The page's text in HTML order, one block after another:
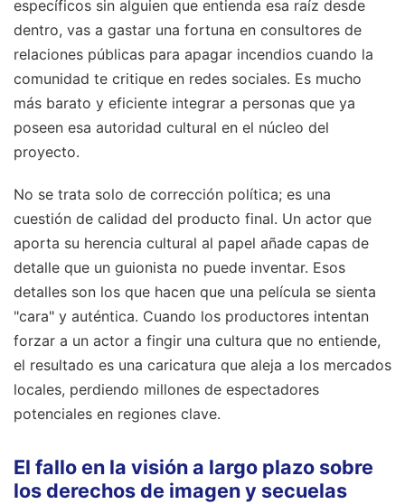
específicos sin alguien que entienda esa raíz desde
dentro, vas a gastar una fortuna en consultores de
relaciones públicas para apagar incendios cuando la
comunidad te critique en redes sociales. Es mucho
más barato y eficiente integrar a personas que ya
poseen esa autoridad cultural en el núcleo del
proyecto.
No se trata solo de corrección política; es una
cuestión de calidad del producto final. Un actor que
aporta su herencia cultural al papel añade capas de
detalle que un guionista no puede inventar. Esos
detalles son los que hacen que una película se sienta
"cara" y auténtica. Cuando los productores intentan
forzar a un actor a fingir una cultura que no entiende,
el resultado es una caricatura que aleja a los mercados
locales, perdiendo millones de espectadores
potenciales en regiones clave.
El fallo en la visión a largo plazo sobre
los derechos de imagen y secuelas